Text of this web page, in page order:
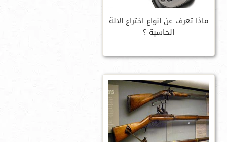
ماذا تعرف عن انواع اختراع الالة
الحاسبة ؟